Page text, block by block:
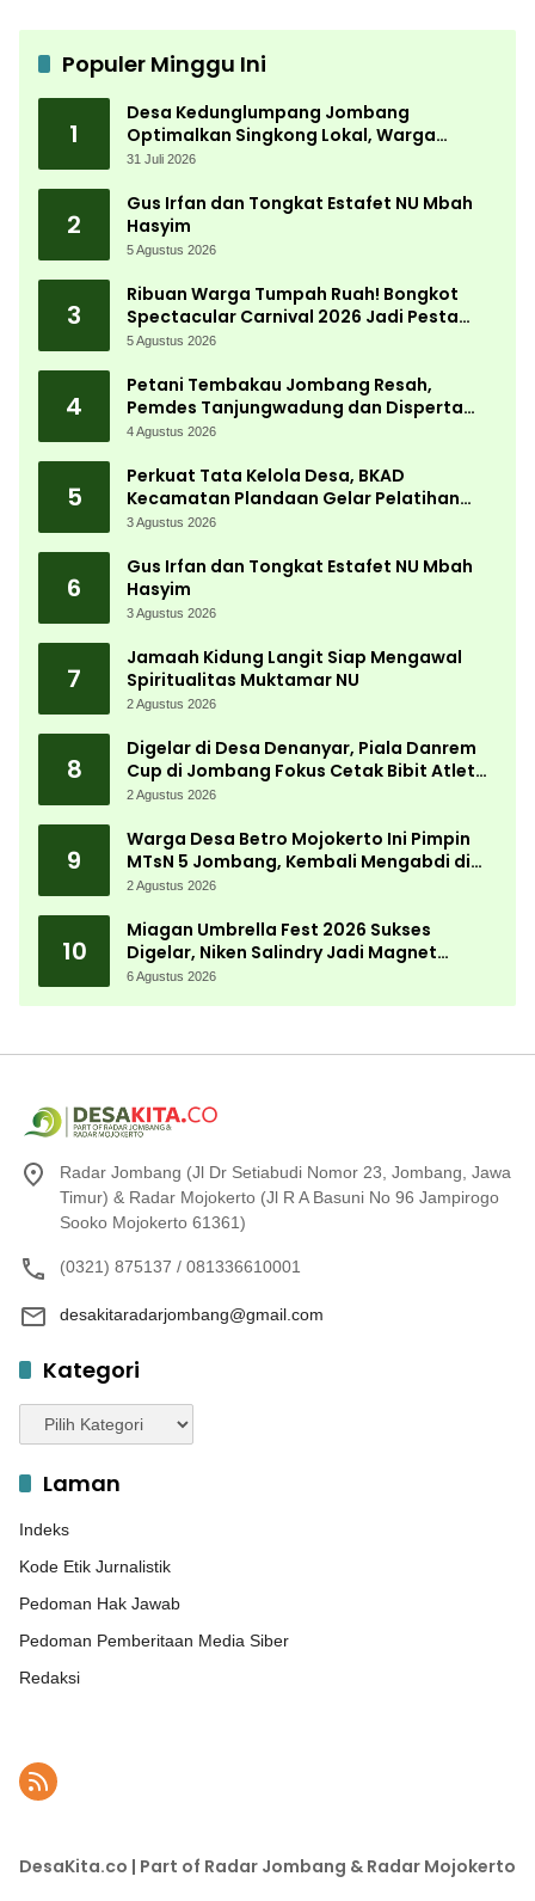
Populer Minggu Ini
1
Desa Kedunglumpang Jombang
Optimalkan Singkong Lokal, Warga
Diajari Produksi Tepung Mocaf
31 Juli 2026
2
Gus Irfan dan Tongkat Estafet NU Mbah
Hasyim
5 Agustus 2026
3
Ribuan Warga Tumpah Ruah! Bongkot
Spectacular Carnival 2026 Jadi Pesta
Kemerdekaan Terbesar di Peterongan
5 Agustus 2026
4
Petani Tembakau Jombang Resah,
Pemdes Tanjungwadung dan Disperta
Bergerak Cepat
4 Agustus 2026
5
Perkuat Tata Kelola Desa, BKAD
Kecamatan Plandaan Gelar Pelatihan
Aparatur Pemdes
3 Agustus 2026
6
Gus Irfan dan Tongkat Estafet NU Mbah
Hasyim
3 Agustus 2026
7
Jamaah Kidung Langit Siap Mengawal
Spiritualitas Muktamar NU
2 Agustus 2026
8
Digelar di Desa Denanyar, Piala Danrem
Cup di Jombang Fokus Cetak Bibit Atlet
Menembak Berprestasi
2 Agustus 2026
9
Warga Desa Betro Mojokerto Ini Pimpin
MTsN 5 Jombang, Kembali Mengabdi di
Almamater
2 Agustus 2026
10
Miagan Umbrella Fest 2026 Sukses
Digelar, Niken Salindry Jadi Magnet
Ribuan Pengunjung
6 Agustus 2026
Radar Jombang (Jl Dr Setiabudi Nomor 23, Jombang, Jawa
Timur) & Radar Mojokerto (Jl R A Basuni No 96 Jampirogo
Sooko Mojokerto 61361)
(0321) 875137 / 081336610001
desakitaradarjombang@gmail.com
Kategori
Kategori
Laman
Indeks
Kode Etik Jurnalistik
Pedoman Hak Jawab
Pedoman Pemberitaan Media Siber
Redaksi
DesaKita.co | Part of Radar Jombang & Radar Mojokerto